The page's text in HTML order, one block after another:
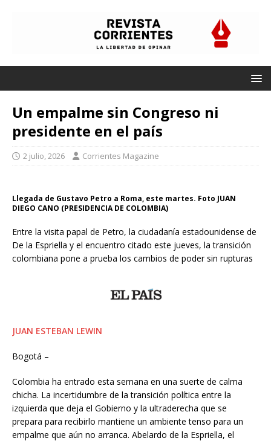
Un empalme sin Congreso ni
presidente en el país
2 julio, 2026 Corrientes Magazine
Llegada de Gustavo Petro a Roma, este martes. Foto JUAN
DIEGO CANO (PRESIDENCIA DE COLOMBIA)
Entre la visita papal de Petro, la ciudadanía estadounidense de
De la Espriella y el encuentro citado este jueves, la transición
colombiana pone a prueba los cambios de poder sin rupturas
JUAN ESTEBAN LEWIN
Bogotá –
Colombia ha entrado esta semana en una suerte de calma
chicha. La incertidumbre de la transición política entre la
izquierda que deja el Gobierno y la ultraderecha que se
prepara para recibirlo mantiene un ambiente tenso para un
empalme que aún no arranca. Abelardo de la Espriella, el